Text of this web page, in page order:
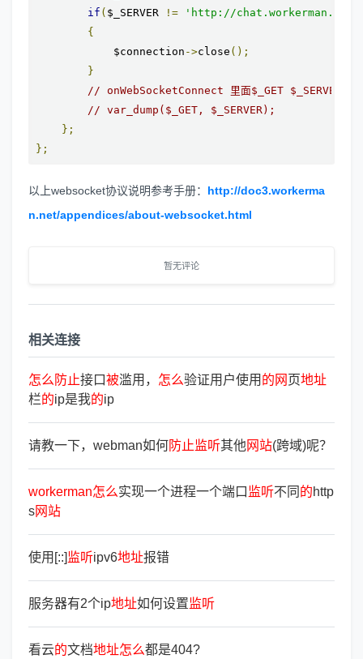
if ( $_SERVER != 'http://chat.workerman.net'
{
            $connection
->close ();
}
// onWebSocketConnect 里面$_GET $_SERVER是
// var_dump($_GET, $_SERVER);
};
};
以上websocket协议说明参考手册： http://doc3.workerma
n.net/appendices/about-websocket.html
暂无评论
相关连接
怎么 防止接口被滥用， 怎么验证用户使用 的 网 页地址
栏的ip是我的ip
请教一下，webman如何防止监听其他网 站(跨域)呢？
workerman怎么实现一个进程一个端口 监听不同 的http
s网 站
使用[::] 监听ipv6地址报错
服务器有2个ip地址如何设置监听
看云的文档地址怎么都是404?